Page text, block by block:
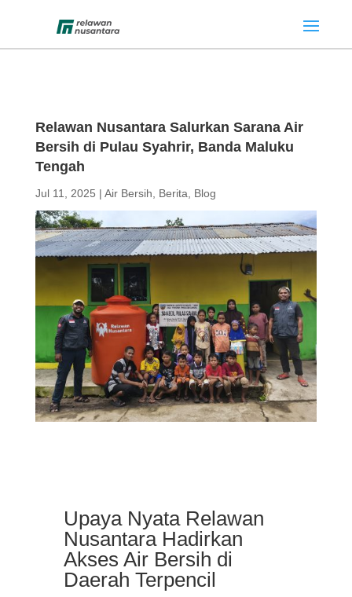
Relawan Nusantara Salurkan Sarana Air
Bersih di Pulau Syahrir, Banda Maluku
Tengah
Jul 11, 2025 | Air Bersih Berita Blog
Upaya Nyata Relawan
Nusantara Hadirkan
Akses Air Bersih di
Daerah Terpencil